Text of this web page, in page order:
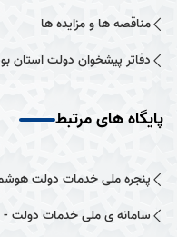
مناقصه ها و مزایده ها
دفاتر پیشخوان دولت استان
پایگاه های مرتبط
پنجره ملی خدمات دولت
سامانه ی ملی خدمات دولت -